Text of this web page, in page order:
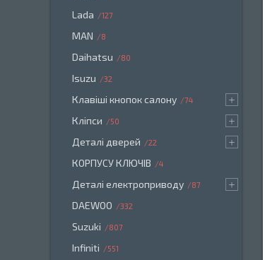
Lada 127
MAN 8
Daihatsu 80
Isuzu 32
Клавіші кнопок салону 74
Кліпси 50
Деталі дверей 22
КОРПУСУ КЛЮЧІВ 4
Деталі електроприводу 87
DAEWOO 332
Suzuki 807
Infiniti 551